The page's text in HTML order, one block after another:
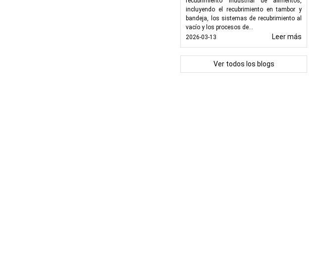
incluyendo el recubrimiento en tambor y
bandeja, los sistemas de recubrimiento al
vacío y los procesos de...
2026-03-13
Leer más
Ver todos los blogs